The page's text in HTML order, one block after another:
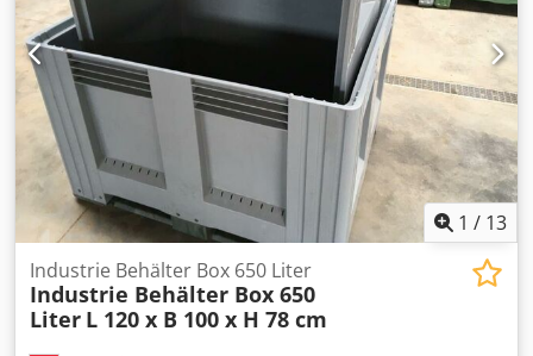
1 / 13
Industrie Behälter Box 650 Liter
Industrie Behälter Box 650
Liter L 120 x B 100 x H 78 cm